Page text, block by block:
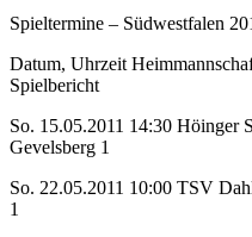
Spieltermine – Südwestfalen
Datum, Uhrzeit
Spielbericht
So. 15.05.2011 14:30 Höinger
Gevelsberg 1
So. 22.05.2011 10:00 TSV
1